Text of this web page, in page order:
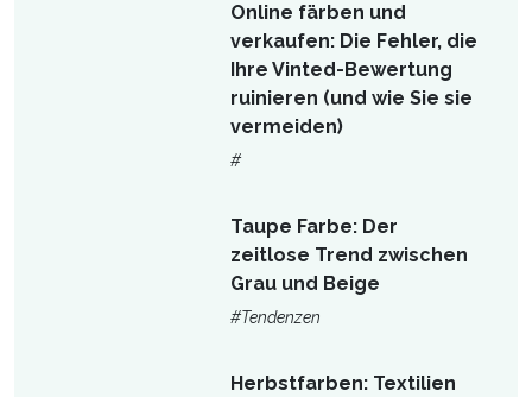
Online färben und
verkaufen: Die Fehler, die
Ihre Vinted-Bewertung
ruinieren (und wie Sie sie
vermeiden)
#
Taupe Farbe: Der
zeitlose Trend zwischen
Grau und Beige
#Tendenzen
Herbstfarben: Textilien